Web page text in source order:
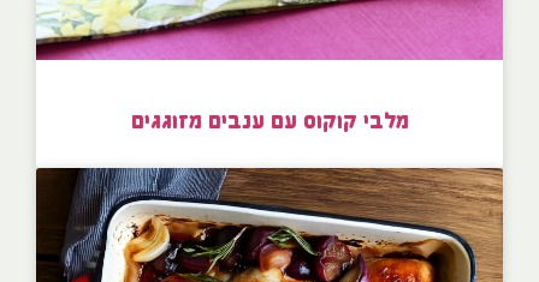
מלבי קוקוס עם ענבים מזוגגים